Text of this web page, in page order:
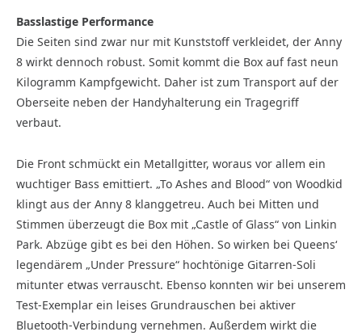
Basslastige Performance
Die Seiten sind zwar nur mit Kunststoff verkleidet, der Anny
8 wirkt dennoch robust. Somit kommt die Box auf fast neun
Kilogramm Kampfgewicht. Daher ist zum Transport auf der
Oberseite neben der Handyhalterung ein Tragegriff
verbaut.
Die Front schmückt ein Metallgitter, woraus vor allem ein
wuchtiger Bass emittiert. „To Ashes and Blood“ von Woodkid
klingt aus der Anny 8 klanggetreu. Auch bei Mitten und
Stimmen überzeugt die Box mit „Castle of Glass“ von Linkin
Park. Abzüge gibt es bei den Höhen. So wirken bei Queens‘
legendärem „Under Pressure“ hochtönige Gitarren-Soli
mitunter etwas verrauscht. Ebenso konnten wir bei unserem
Test-Exemplar ein leises Grundrauschen bei aktiver
Bluetooth-Verbindung vernehmen. Außerdem wirkt die